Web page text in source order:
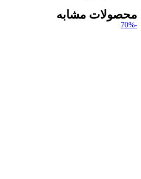
محصولات مشابه
-70%